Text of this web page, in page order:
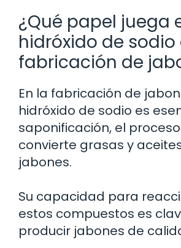
¿Qué papel juega
hidróxido de sodio
fabricación de
En la fabricación de
hidróxido de sodio es
saponificación, el
convierte grasas y
jabones.
Su capacidad para
estos compuestos es
producir jabones de